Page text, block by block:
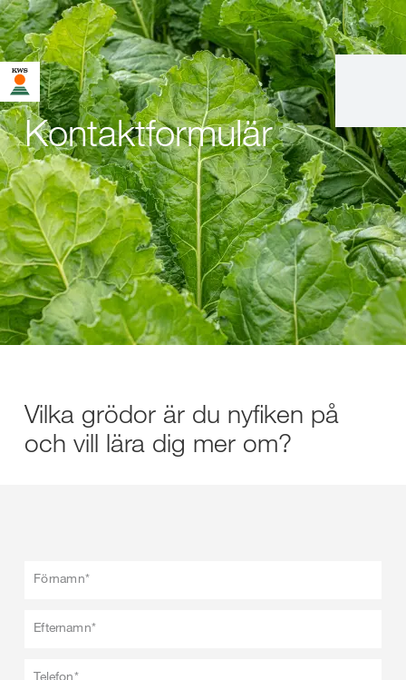
Kontaktformulär
Vilka grödor är du nyfiken på
och vill lära dig mer om?
Förnamn*
Efternamn*
Telefon*